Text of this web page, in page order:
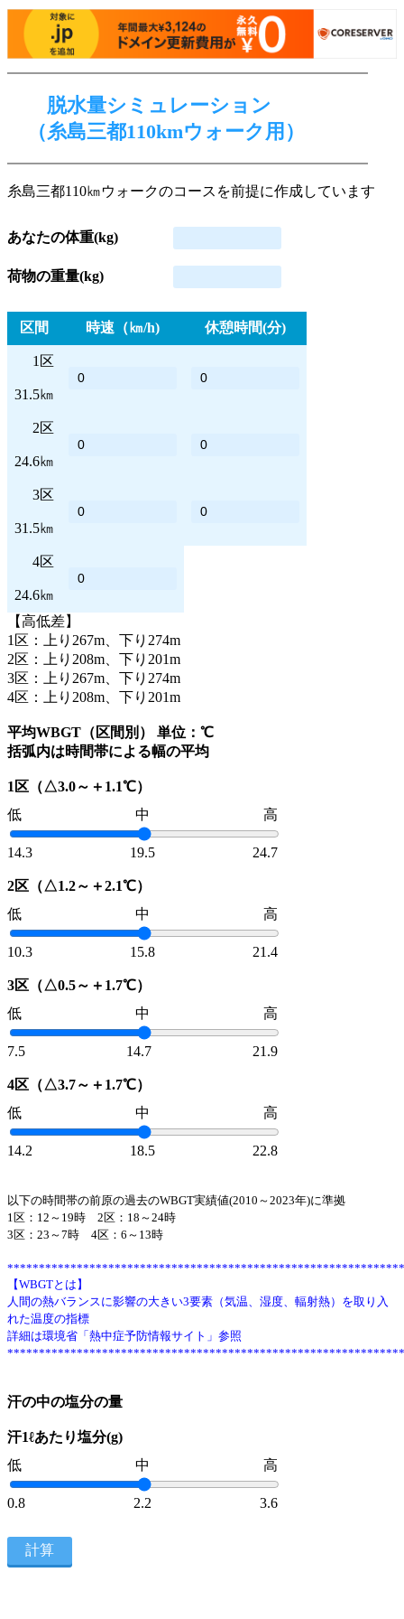
脱水量シミュレーション
（糸島三都110kmウォーク用）
糸島三都110㎞ウォークのコースを前提に作成しています
あなたの体重(kg)
荷物の重量(kg)
区間 時速（㎞/h) 休憩時間(分)
1区
31.5㎞
2区
24.6㎞
3区
31.5㎞
4区
24.6㎞
【高低差】
1区：上り267m、下り274m
2区：上り208m、下り201m
3区：上り267m、下り274m
4区：上り208m、下り201m
平均WBGT（区間別） 単位：℃
括弧内は時間帯による幅の平均
1区（△3.0～＋1.1℃）
低
中 高
14.3 19.5 24.7
2区（△1.2～＋2.1℃）
低
中 高
10.3 15.8 21.4
3区（△0.5～＋1.7℃）
低
中 高
7.5 14.7 21.9
4区（△3.7～＋1.7℃）
低
中 高
14.2 18.5 22.8
以下の時間帯の前原の過去のWBGT実績値(2010～2023年)に準拠
1区：12～19時 2区：18～24時
3区：23～7時 4区：6～13時
【WBGTとは】
人間の熱バランスに影響の大きい3要素（気温、湿度、輻射熱）を取り入
れた温度の指標
詳細は環境省「熱中症予防情報サイト」参照
汗の中の塩分の量
汗1ℓあたり塩分(g)
低
中 高
0.8 2.2 3.6